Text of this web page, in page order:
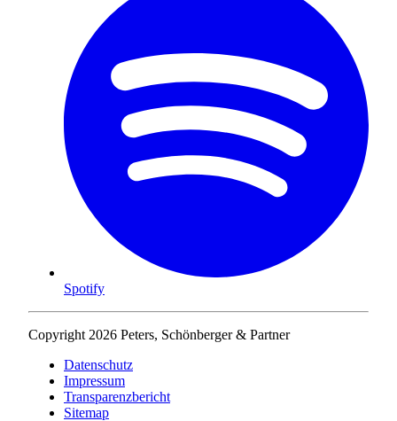
Spotify
Copyright 2026 Peters, Schönberger & Partner
Datenschutz
Impressum
Transparenzbericht
Sitemap